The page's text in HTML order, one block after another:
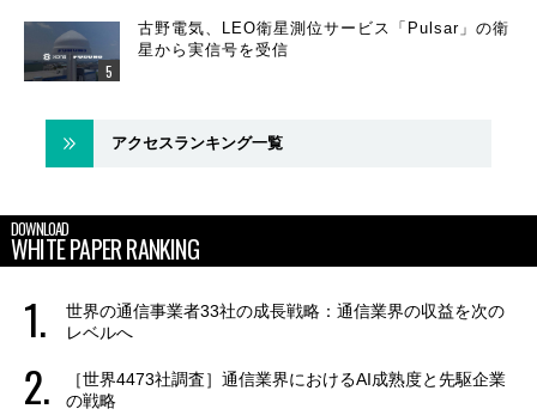
古野電気、LEO衛星測位サービス「Pulsar」の衛
星から実信号を受信
アクセスランキング一覧
DOWNLOAD
WHITE PAPER RANKING
世界の通信事業者33社の成長戦略：通信業界の収益を次の
レベルへ
［世界4473社調査］通信業界におけるAI成熟度と先駆企業
の戦略